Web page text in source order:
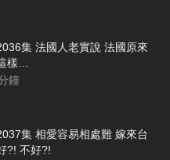
集 法國人老實說 法國原來
樣…
鐘
集 相愛容易相處難 嫁來台
?! 不好?!